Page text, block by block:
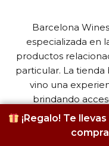
¡Regalo! Te
Barcelona
especializada en
productos
particular. La tienda
vino una
brindando
Neve|